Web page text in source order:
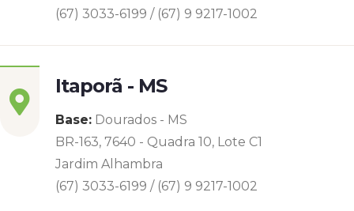
(67) 3033-6199 / (67) 9 9217-1002
Itaporã - MS
Base: Dourados - MS
BR-163, 7640 - Quadra 10, Lote C1
Jardim Alhambra
(67) 3033-6199 / (67) 9 9217-1002